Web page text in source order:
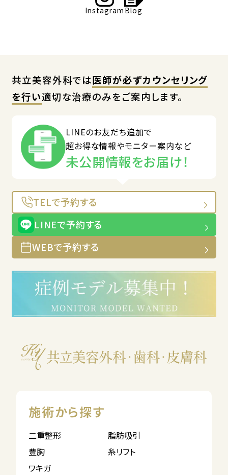
InstagramBlog
共立美容外科では医師が必ずカウンセリング
を行い適切な治療のみをご案内します。
LINEのお友だち追加で
超お得な情報やモニター案内など
未公開情報をお届け！
TELで予約する
LINEで予約する
WEBで予約する
施術から探す
二重整形
脂肪吸引
豊胸
糸リフト
ワキガ